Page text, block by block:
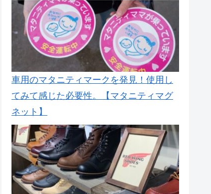
車用のマタニティマークを発見！使用し
てみて感じた必要性。【マタニティマグ
ネット】